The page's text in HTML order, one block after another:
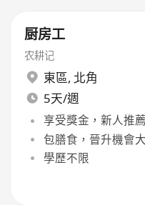
厨房工
农耕记
東區, 北角
5天/週
享受獎金，新人推
包膳食，晉升機會大
學歷不限